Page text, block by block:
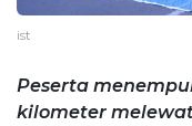
ist
Peserta
kilometer